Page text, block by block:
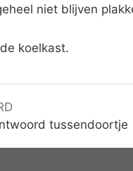
niet blijven
koelkast.
tussendoortje